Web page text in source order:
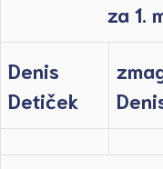
za 1.
Denis
Detiček